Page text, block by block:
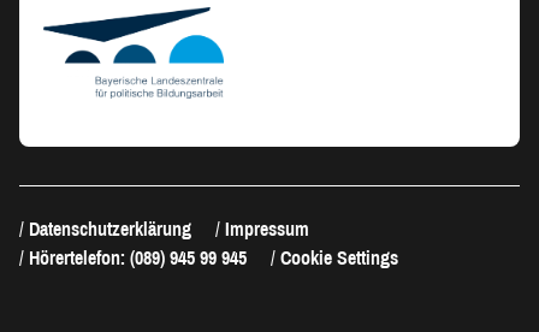
Datenschutzerklärung
Impressum
Hörertelefon: (089) 945 99 945
Cookie Settings